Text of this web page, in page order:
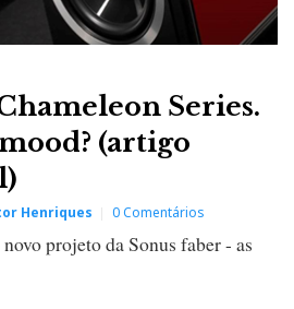
Series.
(artigo
Henriques 0 Comentários
projeto da Sonus faber - as